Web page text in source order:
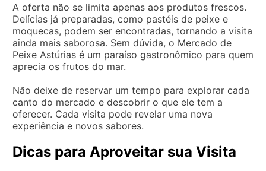
A oferta não se limita apenas aos produtos frescos.
Delícias já preparadas, como pastéis de peixe e
moquecas, podem ser encontradas, tornando a visita
ainda mais saborosa. Sem dúvida, o Mercado de
Peixe Astúrias é um paraíso gastronômico para quem
aprecia os frutos do mar.
Não deixe de reservar um tempo para explorar cada
canto do mercado e descobrir o que ele tem a
oferecer. Cada visita pode revelar uma nova
experiência e novos sabores.
Dicas para Aproveitar sua Visita